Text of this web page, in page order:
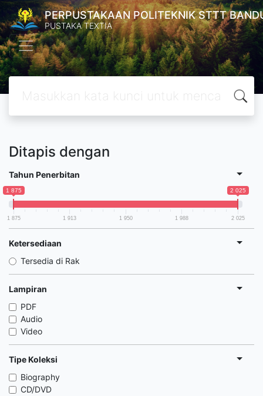
PERPUSTAKAAN POLITEKNIK STTT
PUSTAKA TEXTIA
Ditapis dengan
Tahun Penerbitan
1 875 2 025
1 875 1 913 1 950 1 988 2 025
Ketersediaan
Tersedia di Rak
Lampiran
PDF
Audio
Video
Tipe Koleksi
Biography
CD/DVD